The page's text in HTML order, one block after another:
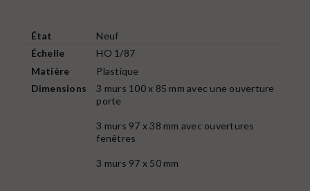
État
Neuf
Échelle
HO 1/87
Matière
Plastique
Dimensions
3 murs 100 x 85 mm avec une ouverture
porte
3 murs 97 x 38 mm avec ouvertures
fenêtres
3 murs 97 x 50 mm